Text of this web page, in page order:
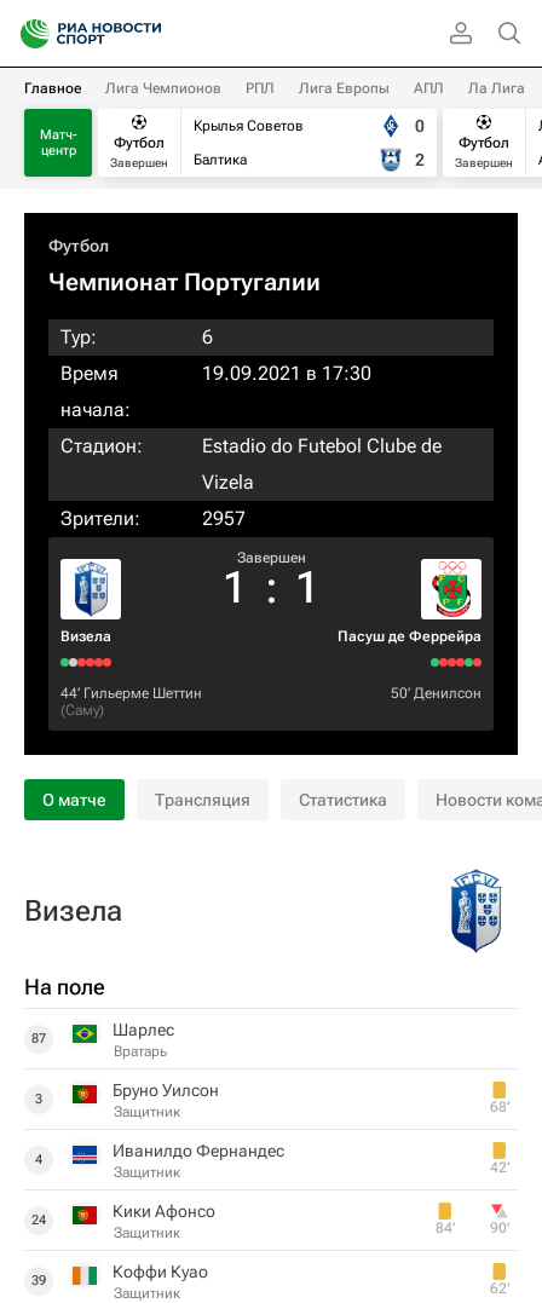
Главное Лига Чемпионов РПЛ Лига Европы АПЛ Ла Лига
Матч-
центр
Футбол
Завершен
Крылья Советов
Балтика
0
2
Футбол
Завершен
Футбол
Чемпионат Португалии
Тур:
6
Время
начала:
19.09.2021 в 17:30
Стадион:
Estadio do Futebol Clube de
Vizela
Зрители:
2957
Визела
Завершен
1 : 1
Пасуш де Феррейра
44‎’‎ Гильерме Шеттин
(Саму)
50‎’‎ Денилсон
О матче Трансляция Статистика Новости
Визела
На поле
87 Шарлес
Вратарь
3 Бруно Уилсон
Защитник 68‎’‎
4 Иванилдо Фернандес
Защитник 42‎’‎
24 Кики Афонсо
Защитник 84‎’‎ 90‎’‎
39 Коффи Куао
Защитник 62‎’‎